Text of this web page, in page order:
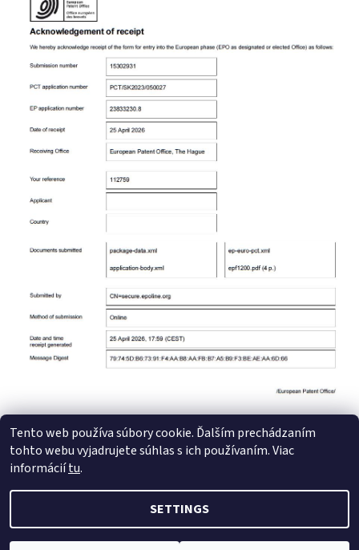
2026 © Trend Mobile Ltd., all rights reserved.
Tento web používa súbory cookie. Ďalším prechádzaním
tohto webu vyjadrujete súhlas s ich používaním. Viac
informáciítu.
SETTINGS